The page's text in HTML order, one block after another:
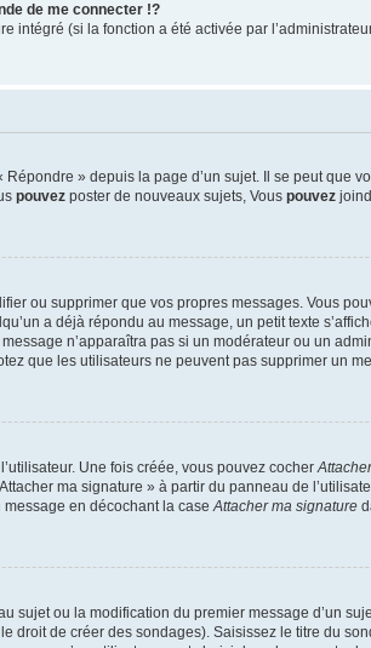
de me connecter !?
intégré (si la fonction a été activée par
» depuis la page d’un sujet. Il se peut que
pouvez poster de nouveaux sujets, Vous pouvez
ou supprimer que vos propres messages. Vous
a déjà répondu au message, un petit texte
n’apparaîtra pas si un modérateur ou un
que les utilisateurs ne peuvent pas supprimer un
Une fois créée, vous pouvez cocher
ma signature » à partir du panneau de
message en décochant la caseAttacher ma signature
sujet ou la modification du premier message d’un
droit de créer des sondages). Saisissez le titre du